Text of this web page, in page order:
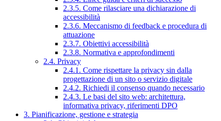
2.3.5. Come rilasciare una dichiarazione di
accessibilità
2.3.6. Meccanismo di feedback e procedura di
attuazione
2.3.7. Obiettivi accessibilità
2.3.8. Normativa e approfondimenti
2.4. Privacy
2.4.1. Come rispettare la privacy sin dalla
progettazione di un sito o servizio digitale
2.4.2. Richiedi il consenso quando necessario
2.4.3. Le basi del sito web: architettura,
informativa privacy, riferimenti DPO
3. Pianificazione, gestione e strategia